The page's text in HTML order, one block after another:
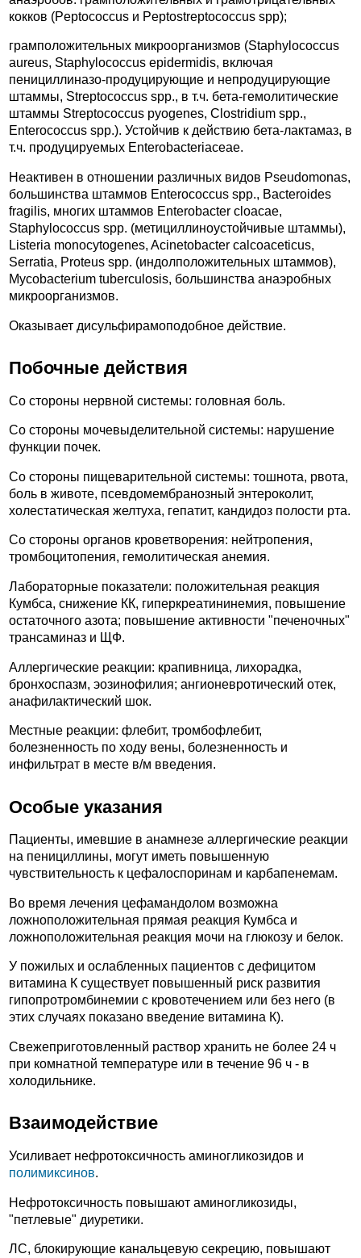
кокков (Peptococcus и Peptostreptococcus spp);
грамположительных микроорганизмов (Staphylococcus
aureus, Staphylococcus epidermidis, включая
пенициллиназо-продуцирующие и непродуцирующие
штаммы, Streptococcus spp., в т.ч. бета-гемолитические
штаммы Streptococcus pyogenes, Clostridium spp.,
Enterococcus spp.). Устойчив к действию бета-лактамаз, в
т.ч. продуцируемых Enterobacteriaceae.
Неактивен в отношении различных видов Pseudomonas,
большинства штаммов Enterococcus spp., Bacteroides
fragilis, многих штаммов Enterobacter cloacae,
Staphylococcus spp. (метициллиноустойчивые штаммы),
Listeria monocytogenes, Acinetobacter calcoaceticus,
Serratia, Proteus spp. (индолположительных штаммов),
Mycobacterium tuberculosis, большинства анаэробных
микроорганизмов.
Оказывает дисульфирамоподобное действие.
Побочные действия
Со стороны нервной системы: головная боль.
Со стороны мочевыделительной системы: нарушение
функции почек.
Со стороны пищеварительной системы: тошнота, рвота,
боль в животе, псевдомембранозный энтероколит,
холестатическая желтуха, гепатит, кандидоз полости рта.
Со стороны органов кроветворения: нейтропения,
тромбоцитопения, гемолитическая анемия.
Лабораторные показатели: положительная реакция
Кумбса, снижение КК, гиперкреатининемия, повышение
остаточного азота; повышение активности "печеночных"
трансаминаз и ЩФ.
Аллергические реакции: крапивница, лихорадка,
бронхоспазм, эозинофилия; ангионевротический отек,
анафилактический шок.
Местные реакции: флебит, тромбофлебит,
болезненность по ходу вены, болезненность и
инфильтрат в месте в/м введения.
Особые указания
Пациенты, имевшие в анамнезе аллергические реакции
на пенициллины, могут иметь повышенную
чувствительность к цефалоспоринам и карбапенемам.
Во время лечения цефамандолом возможна
ложноположительная прямая реакция Кумбса и
ложноположительная реакция мочи на глюкозу и белок.
У пожилых и ослабленных пациентов с дефицитом
витамина К существует повышенный риск развития
гипопротромбинемии с кровотечением или без него (в
этих случаях показано введение витамина К).
Свежеприготовленный раствор хранить не более 24 ч
при комнатной температуре или в течение 96 ч - в
холодильнике.
Взаимодействие
Усиливает нефротоксичность аминогликозидов и
полимиксинов.
Нефротоксичность повышают аминогликозиды,
"петлевые" диуретики.
ЛС, блокирующие канальцевую секрецию, повышают